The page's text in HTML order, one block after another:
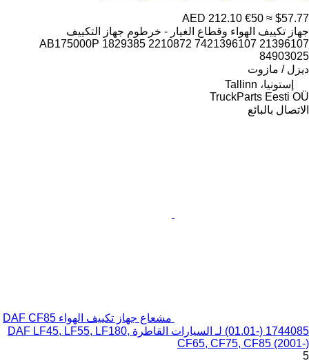
AED 212.10 €50 ≈ $57.77
جهاز تكييف الهواء وقطاع الغيار - خرطوم جهاز التكييف
AB175000P 1829385 2210872 7421396107 21396107
84903025
ديزل / مازوت
إستونيا، Tallinn
TruckParts Eesti OÜ
الاتصال بالبائع
مشعاع جهاز تكييف الهواء DAF CF85
(01.01-) 1744085 لـ السيارات القاطرة DAF LF45, LF55, LF180,
CF65, CF75, CF85 (2001-)
5